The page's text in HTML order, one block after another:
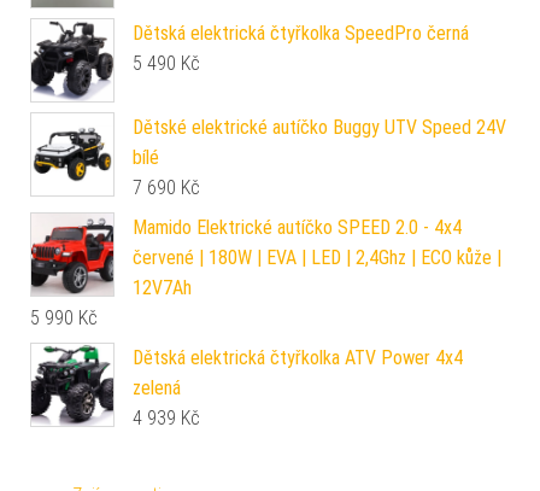
Dětská elektrická čtyřkolka SpeedPro černá
5 490 Kč
Dětské elektrické autíčko Buggy UTV Speed 24V
bílé
7 690 Kč
Mamido Elektrické autíčko SPEED 2.0 - 4x4
červené | 180W | EVA | LED | 2,4Ghz | ECO kůže |
12V7Ah
5 990 Kč
Dětská elektrická čtyřkolka ATV Power 4x4
zelená
4 939 Kč